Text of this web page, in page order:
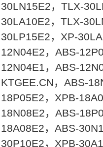
30LN15E2，TLX-
30LA10E2，TLX-
30LP15E2，XP-
12N04E2，ABS-
12N04E1，ABS-
KTGEE.CN，ABS-
18P05E2，XPB-
18N08E2，ABS-
18A08E2，ABS-
30P10E2，XPB-